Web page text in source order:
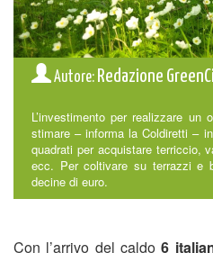
Autore: Redazione
L’investimento per realizzare
stimare – informa la Coldiretti –
quadrati per acquistare terriccio,
ecc. Per coltivare su terrazzi e
decine di euro.
Con l’arrivo del caldo6